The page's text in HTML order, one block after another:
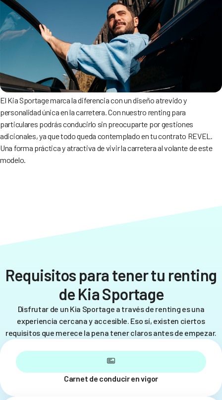
El Kia Sportage marca la diferencia con un diseño atrevido y
personalidad única en la carretera. Con nuestro renting para
particulares podrás conducirlo sin preocuparte por gestiones
adicionales, ya que todo queda contemplado en tu contrato REVEL.
Una forma práctica y atractiva de vivir la carretera al volante de este
modelo.
Requisitos para tener tu renting
de Kia Sportage
Disfrutar de un Kia Sportage a través de renting es una
experiencia cercana y accesible. Eso sí, existen ciertos
requisitos que merece la pena tener claros antes de empezar.
Carnet de conducir en vigor